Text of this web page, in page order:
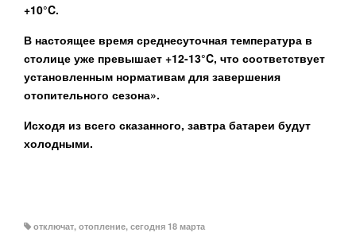
+10°C.
В настоящее время среднесуточная температура в
столице уже превышает +12-13°C, что соответствует
установленным нормативам для завершения
отопительного сезона».
Исходя из всего сказанного, завтра батареи будут
холодными.
отключат, отопление, сегодня 18 марта